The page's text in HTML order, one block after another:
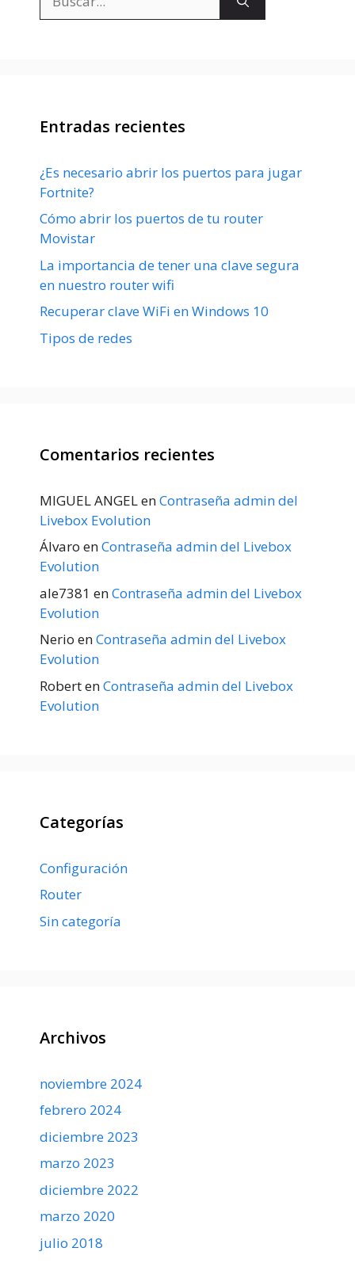
Entradas recientes
¿Es necesario abrir los puertos para jugar
Fortnite?
Cómo abrir los puertos de tu router
Movistar
La importancia de tener una clave segura
en nuestro router wifi
Recuperar clave WiFi en Windows 10
Tipos de redes
Comentarios recientes
MIGUEL ANGELenContraseña admin del
Livebox Evolution
Álvaro enContraseña admin del Livebox
Evolution
ale7381 enContraseña admin del Livebox
Evolution
Nerio enContraseña admin del Livebox
Evolution
RobertenContraseña admin del Livebox
Evolution
Categorías
Configuración
Router
Sin categoría
Archivos
noviembre 2024
febrero 2024
diciembre 2023
marzo 2023
diciembre 2022
marzo 2020
julio 2018